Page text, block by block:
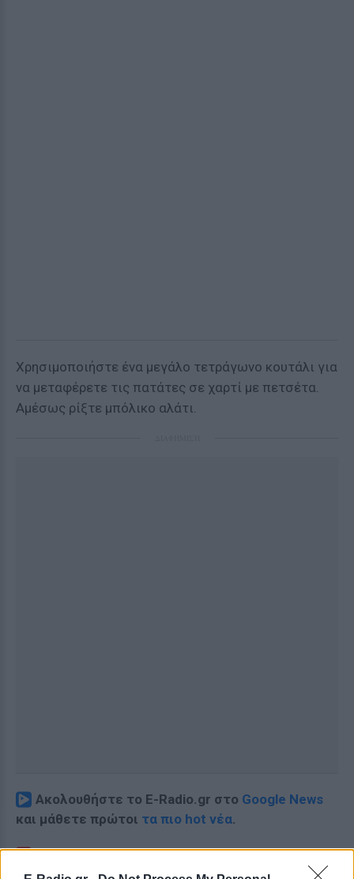
Χρησιμοποιήστε ένα μεγάλο τετράγωνο κουτάλι για
να μεταφέρετε τις πατάτες σε χαρτί με πετσέτα.
Αμέσως ρίξτε μπόλικο αλάτι.
Ακολουθήστε το E-Radio.gr στο Google News
και μάθετε πρώτοι τα πιο hot νέα.
Διαβάστε περισσότερα θέματα γιαΜόδα,
Ομορφιά ,Σχέσειςκαι φυσικάCelebrities στο νέο